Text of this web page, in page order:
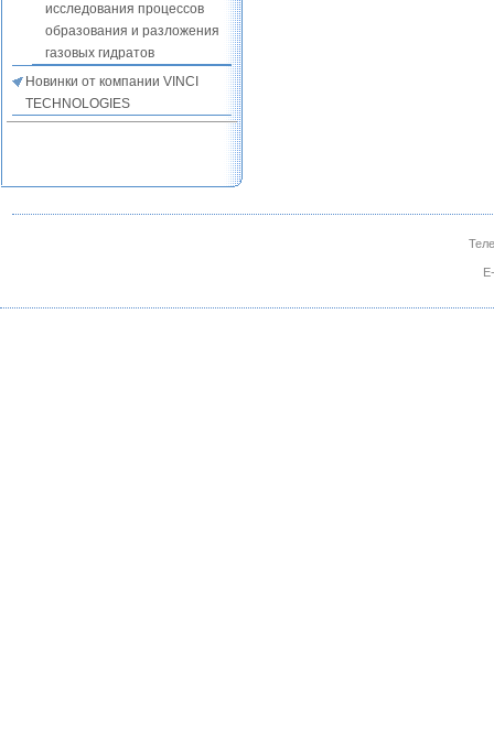
исследования процессов
образования и разложения
газовых гидратов
Новинки от компании VINCI
TECHNOLOGIES